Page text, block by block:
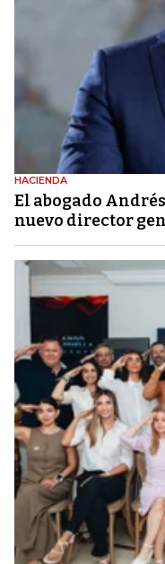
HACIENDA
El abogado
nuevo director